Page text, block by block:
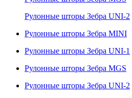
Рулонные шторы Зебра UNI-2
Рулонные шторы Зебра MINI
Рулонные шторы Зебра UNI-1
Рулонные шторы Зебра MGS
Рулонные шторы Зебра UNI-2